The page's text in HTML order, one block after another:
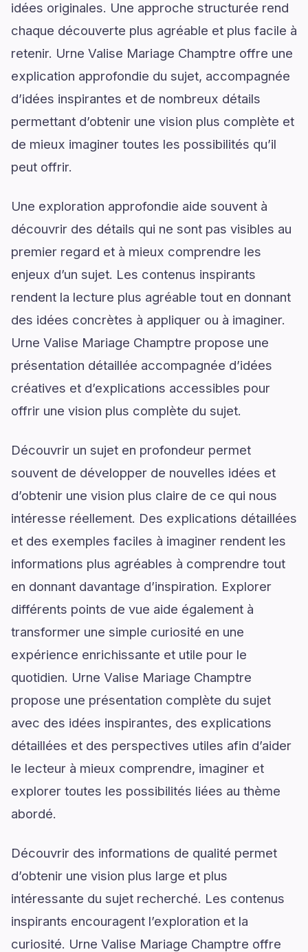
idées originales. Une approche structurée rend
chaque découverte plus agréable et plus facile à
retenir. Urne Valise Mariage Champtre offre une
explication approfondie du sujet, accompagnée
d’idées inspirantes et de nombreux détails
permettant d’obtenir une vision plus complète et
de mieux imaginer toutes les possibilités qu’il
peut offrir.
Une exploration approfondie aide souvent à
découvrir des détails qui ne sont pas visibles au
premier regard et à mieux comprendre les
enjeux d’un sujet. Les contenus inspirants
rendent la lecture plus agréable tout en donnant
des idées concrètes à appliquer ou à imaginer.
Urne Valise Mariage Champtre propose une
présentation détaillée accompagnée d’idées
créatives et d’explications accessibles pour
offrir une vision plus complète du sujet.
Découvrir un sujet en profondeur permet
souvent de développer de nouvelles idées et
d’obtenir une vision plus claire de ce qui nous
intéresse réellement. Des explications détaillées
et des exemples faciles à imaginer rendent les
informations plus agréables à comprendre tout
en donnant davantage d’inspiration. Explorer
différents points de vue aide également à
transformer une simple curiosité en une
expérience enrichissante et utile pour le
quotidien. Urne Valise Mariage Champtre
propose une présentation complète du sujet
avec des idées inspirantes, des explications
détaillées et des perspectives utiles afin d’aider
le lecteur à mieux comprendre, imaginer et
explorer toutes les possibilités liées au thème
abordé.
Découvrir des informations de qualité permet
d’obtenir une vision plus large et plus
intéressante du sujet recherché. Les contenus
inspirants encouragent l’exploration et la
curiosité. Urne Valise Mariage Champtre offre